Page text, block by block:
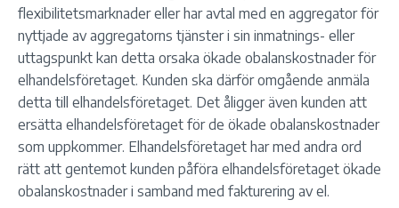
flexibilitetsmarknader eller har avtal med en aggregator för
nyttjade av aggregatorns tjänster i sin inmatnings- eller
uttagspunkt kan detta orsaka ökade obalanskostnader för
elhandelsföretaget. Kunden ska därför omgående anmäla
detta till elhandelsföretaget. Det åligger även kunden att
ersätta elhandelsföretaget för de ökade obalanskostnader
som uppkommer. Elhandelsföretaget har med andra ord
rätt att gentemot kunden påföra elhandelsföretaget ökade
obalanskostnader i samband med fakturering av el.